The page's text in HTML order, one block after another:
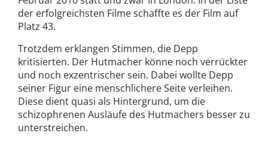
der erfolgreichsten Filme schaffte es der Film auf
Platz 43.
Trotzdem erklangen Stimmen, die Depp
kritisierten. Der Hutmacher könne noch verrückter
und noch exzentrischer sein. Dabei wollte Depp
seiner Figur eine menschlichere Seite verleihen.
Diese dient quasi als Hintergrund, um die
schizophrenen Ausläufe des Hutmachers besser zu
unterstreichen.